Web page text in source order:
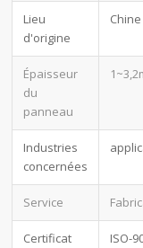
Lieu
d'origine
Chine
Épaisseur
du
panneau
Industries
concernées
Service
Certificat
ISO-